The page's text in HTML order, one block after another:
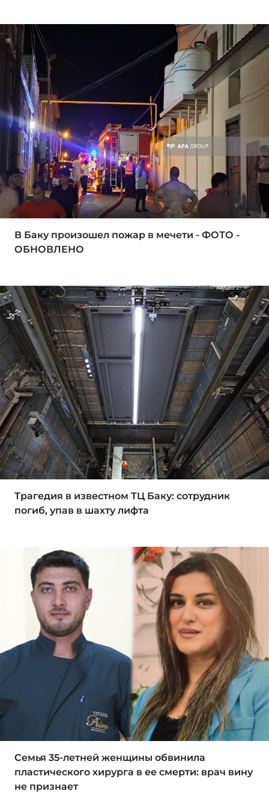
В Баку произошел пожар в мечети - ФОТО -
ОБНОВЛЕНО
Трагедия в известном ТЦ Баку: сотрудник
погиб, упав в шахту лифта
Семья 35-летней женщины обвинила
пластического хирурга в ее смерти: врач вину
не признает